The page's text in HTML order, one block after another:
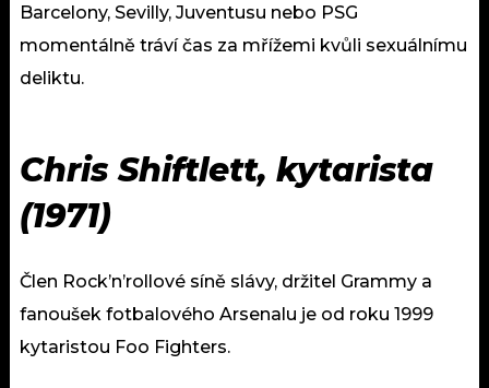
Barcelony, Sevilly, Juventusu nebo PSG
momentálně tráví čas za mřížemi kvůli sexuálnímu
deliktu.
Chris Shiftlett, kytarista
(1971)
Člen Rock’n’rollové síně slávy, držitel Grammy a
fanoušek fotbalového Arsenalu je od roku 1999
kytaristou Foo Fighters.